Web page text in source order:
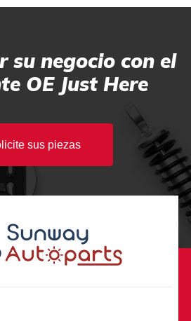
su negocio con el
OE Just Here
sus piezas